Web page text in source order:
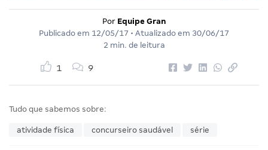
Por Equipe Gran
Publicado em 12/05/17 • Atualizado em 30/06/17
2 min. de leitura
1 9
Tudo que sabemos sobre:
atividade física concurseiro saudável série